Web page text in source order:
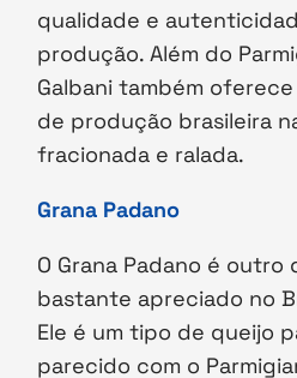
qualidade e
produção. Além do
Galbani também oferece
de produção brasileira
fracionada e ralada.
Grana Padano
O Grana Padano é outro
bastante apreciado no
Ele é um tipo de queijo
parecido com o